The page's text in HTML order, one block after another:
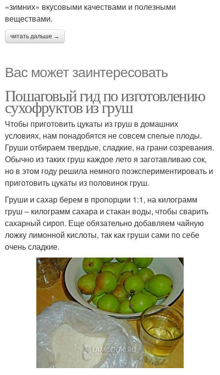
«зимних» вкусовыми качествами и полезными
веществами.
читать дальше →
Вас может заинтересовать
Пошаговый гид по изготовлению
сухофруктов из груш
Чтобы приготовить цукаты из груш в домашних
условиях, нам понадобятся не совсем спелые плоды.
Груши отбираем твердые, сладкие, на грани созревания.
Обычно из таких груш каждое лето я заготавливаю сок,
но в этом году решила немного поэкспериментировать и
приготовить цукаты из половинок груш.
Груши и сахар берем в пропорции 1:1, на килограмм
груш – килограмм сахара и стакан воды, чтобы сварить
сахарный сироп. Еще обязательно добавляем чайную
ложку лимонной кислоты, так как груши сами по себе
очень сладкие.